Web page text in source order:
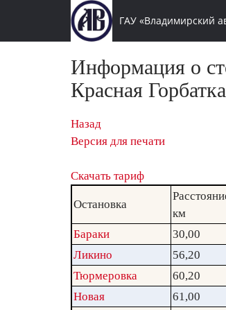
ГАУ «Владимирский
Информация о
Красная
Назад
Версия для печати
Скачать тариф
Остановка
км
Бараки
30,00
Ликино
56,20
Тюрмеровка
60,20
Новая
61,00